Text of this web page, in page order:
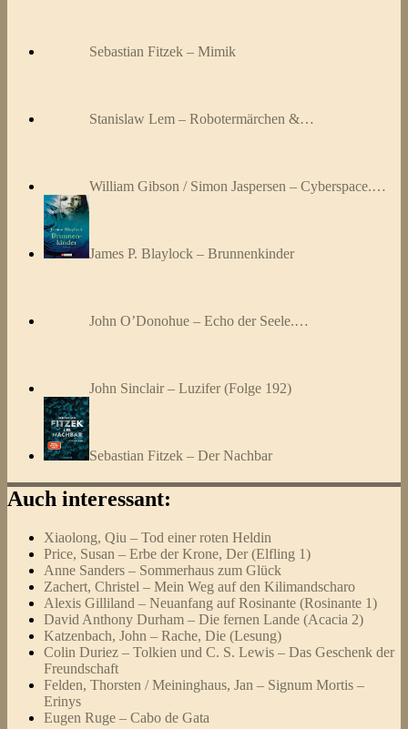
Sebastian Fitzek – Mimik
Stanislaw Lem – Robotermärchen &…
William Gibson / Simon Jaspersen – Cyberspace.…
James P. Blaylock – Brunnenkinder
John O’Donohue – Echo der Seele.…
John Sinclair – Luzifer (Folge 192)
Sebastian Fitzek – Der Nachbar
Auch interessant:
Xiaolong, Qiu – Tod einer roten Heldin
Price, Susan – Erbe der Krone, Der (Elfling 1)
Anne Sanders – Sommerhaus zum Glück
Zachert, Christel – Mein Weg auf den Kilimandscharo
Alexis Gilliland – Neuanfang auf Rosinante (Rosinante 1)
David Anthony Durham – Die fernen Lande (Acacia 2)
Katzenbach, John – Rache, Die (Lesung)
Colin Duriez – Tolkien und C. S. Lewis – Das Geschenk der
Freundschaft
Felden, Thorsten / Meininghaus, Jan – Signum Mortis –
Erinys
Eugen Ruge – Cabo de Gata